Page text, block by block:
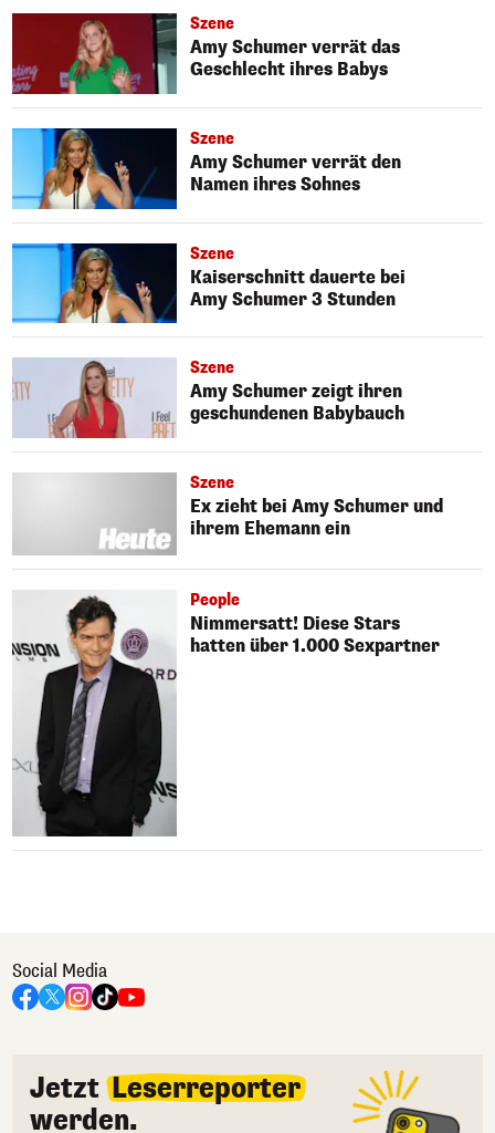
Szene
Amy Schumer verrät das
Geschlecht ihres Babys
Szene
Amy Schumer verrät den
Namen ihres Sohnes
Szene
Kaiserschnitt dauerte bei
Amy Schumer 3 Stunden
Szene
Amy Schumer zeigt ihren
geschundenen Babybauch
Szene
Ex zieht bei Amy Schumer und
ihrem Ehemann ein
People
Nimmersatt! Diese Stars
hatten über 1.000 Sexpartner
Social Media
Jetzt Leserreporter
werden.